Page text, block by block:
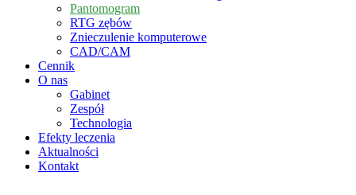
Pantomogram
RTG zębów
Znieczulenie komputerowe
CAD/CAM
Cennik
O nas
Gabinet
Zespół
Technologia
Efekty leczenia
Aktualności
Kontakt